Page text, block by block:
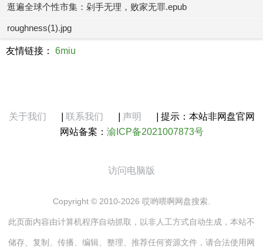
逛遍全球个性市集：剁手无理，败家无罪.epub
roughness(1).jpg
友情链接： 6miu
关于我们 联系我们 声明
提示：本站非网盘官网
网站备案： 渝ICP备2021007873号
访问电脑版
Copyright © 2010-2026 哎哟喂啊网盘搜索.
此页面内容由计算机程序自动抓取，以非人工方式自动生成，本站不
储存、复制、传播、编辑、整理、推荐任何资源文件，请合法使用网